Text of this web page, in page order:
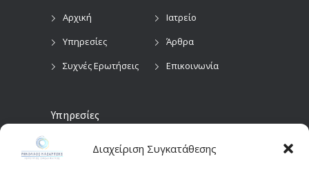
Διαχείριση Συγκατάθεσης
Αρχική
Ιατρείο
Υπηρεσίες
Άρθρα
Συχνές Ερωτήσεις
Επικοινωνία
Υπηρεσίες
Προληπτικός
Διαγνωστικές